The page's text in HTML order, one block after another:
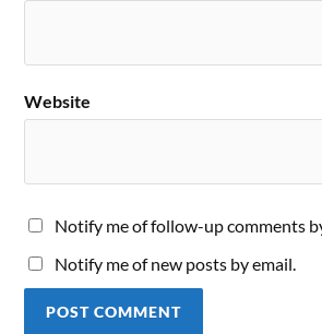
Website
Notify me of follow-up comments
Notify me of new posts by email.